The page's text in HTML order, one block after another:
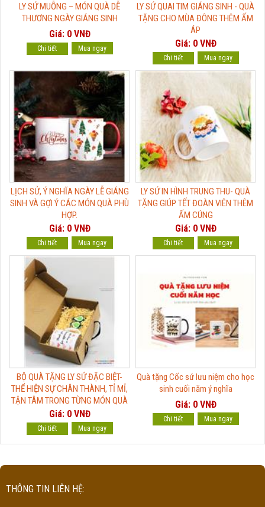
LY SỨ MUỖNG – MÓN QUÀ DỄ
THƯƠNG NGÀY GIÁNG SINH
Giá: 0 VNĐ
Chi tiết
LY SỨ QUAI TIM GIÁNG SINH - QUÀ
TẶNG CHO MÙA ĐÔNG THÊM ẤM
ÁP
Giá: 0 VNĐ
Chi tiết
LỊCH SỬ, Ý NGHĨA NGÀY LỄ GIÁNG
SINH VÀ GỢI Ý CÁC MÓN QUÀ PHÙ
HỢP.
Giá: 0 VNĐ
Chi tiết
LY SỨ IN HÌNH TRUNG THU- QUÀ
TẶNG GIÚP TẾT ĐOÀN VIÊN THÊM
ẤM CÚNG
Giá: 0 VNĐ
Chi tiết
BỘ QUÀ TẶNG LY SỨ ĐẶC BIỆT-
THỂ HIỆN SỰ CHÂN THÀNH, TỈ MỈ,
TẬN TÂM TRONG TỪNG MÓN QUÀ
Giá: 0 VNĐ
Chi tiết
Quà tặng Cốc sứ lưu niệm cho học
sinh cuối năm ý nghĩa
Giá: 0 VNĐ
Chi tiết
THÔNG TIN LIÊN HỆ: